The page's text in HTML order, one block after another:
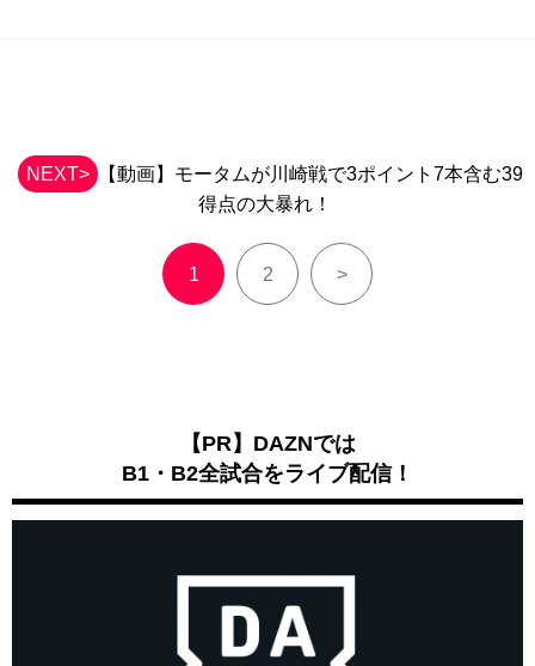
NEXT>
【動画】モータムが川崎戦で3ポイント7本含む39
得点の大暴れ！
1 2 >
【PR】DAZNでは
B1・B2全試合をライブ配信！